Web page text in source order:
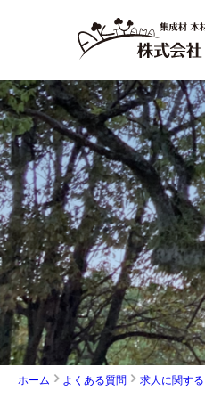
ホーム よくある質問